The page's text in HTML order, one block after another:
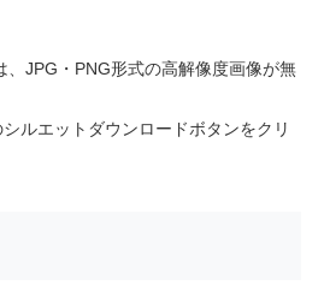
JPG・PNG形式の高解像度画像が無
ルエットダウンロードボタンをクリ